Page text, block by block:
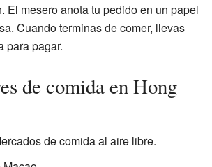
El mesero anota tu pedido en un papel
Cuando terminas de comer, llevas
para pagar.
de comida en Hong
de comida al aire libre.